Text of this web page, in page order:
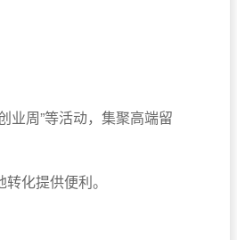
业周”等活动，集聚高端留
化提供便利。